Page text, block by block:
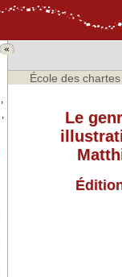
,
,
«
École des chartes
Le